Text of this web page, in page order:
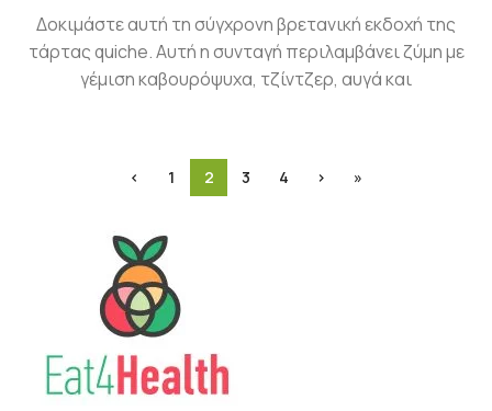
Δοκιμάστε αυτή τη σύγχρονη βρετανική εκδοχή της
τάρτας quiche. Αυτή η συνταγή περιλαμβάνει ζύμη με
γέμιση καβουρόψυχα, τζίντζερ, αυγά και
‹ 1 2 3 4 › »